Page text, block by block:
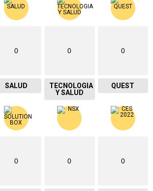
0
SALUD
0
TECNOLOGIA
Y SALUD
0
QUEST
0 0 0